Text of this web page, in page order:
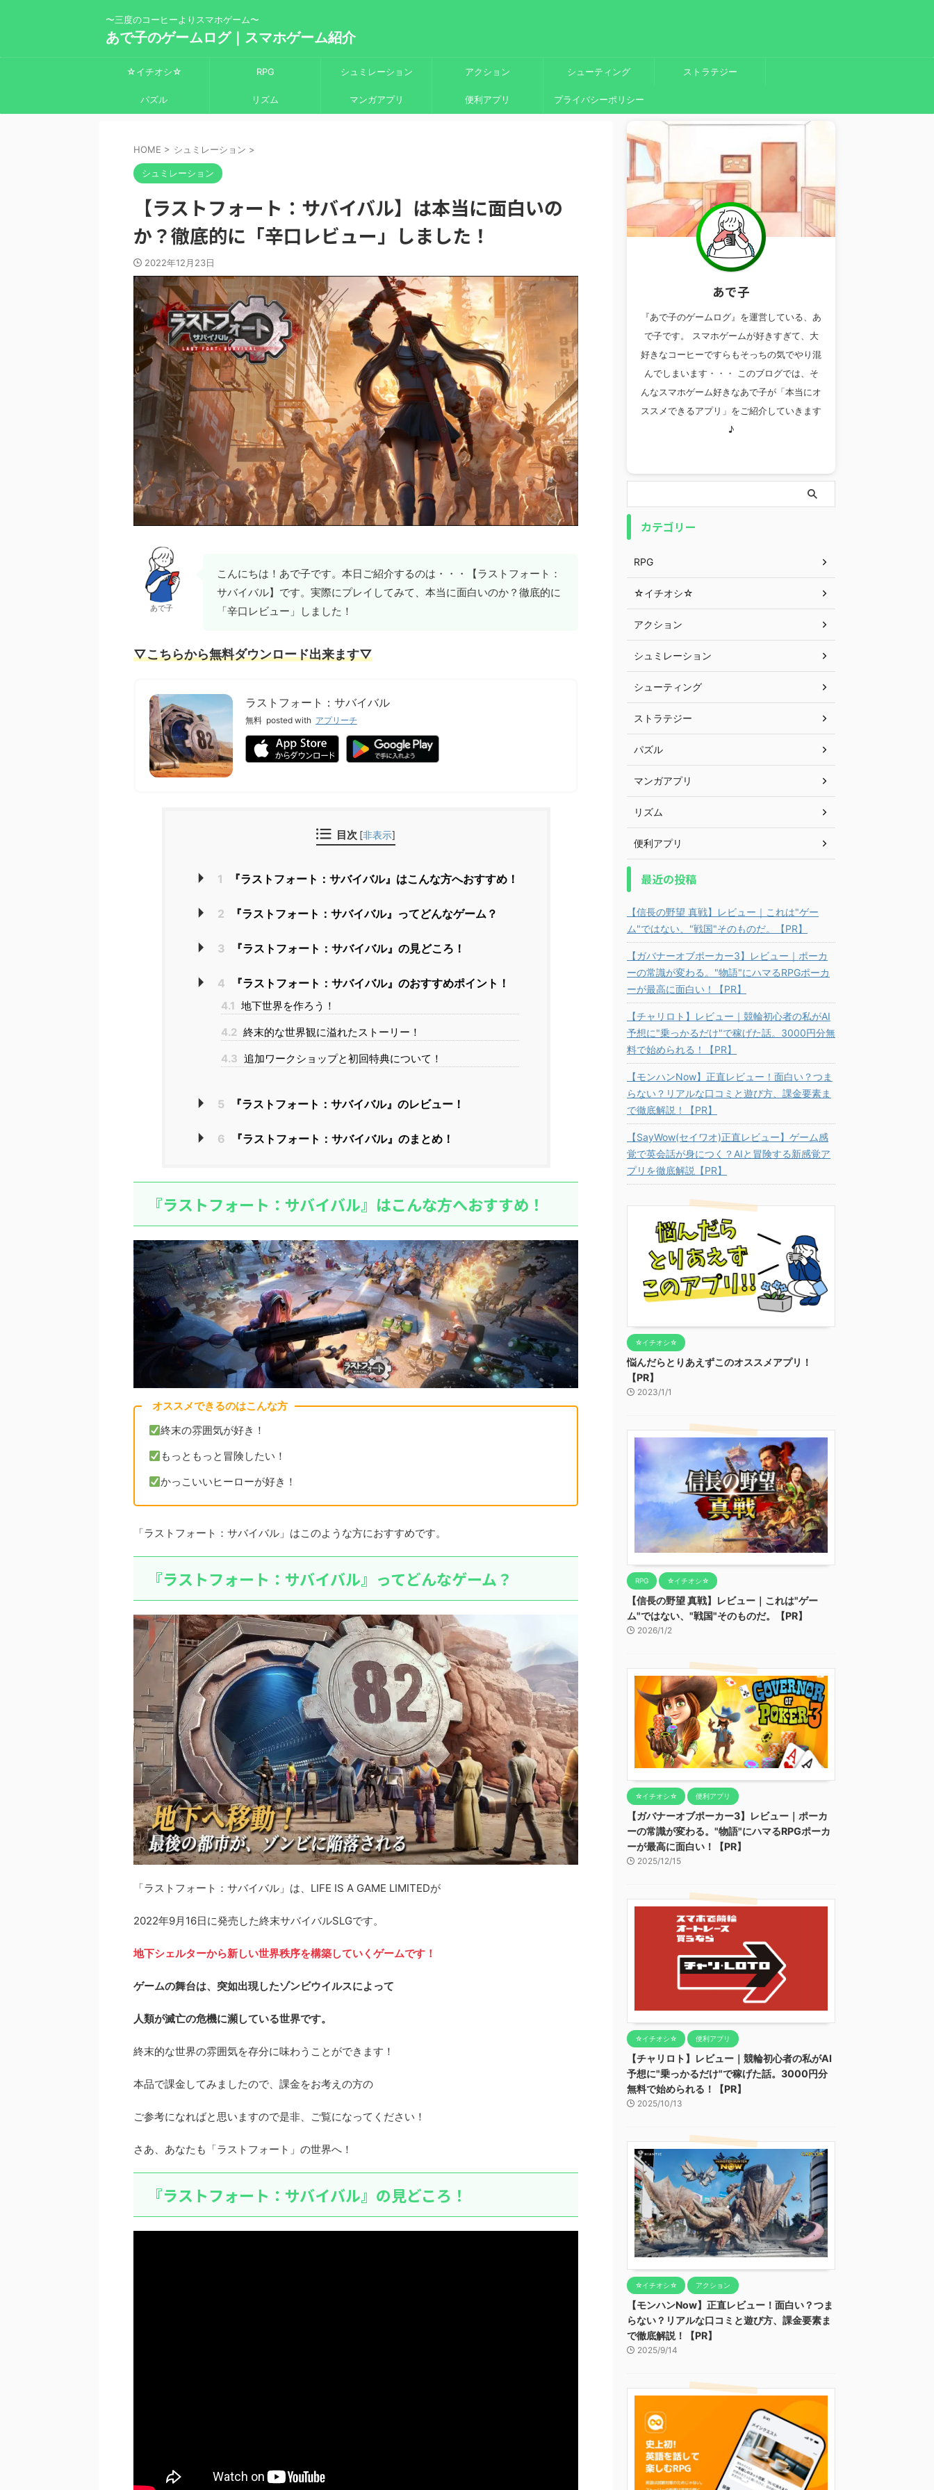
〜三度のコーヒーよりスマホゲーム〜
あで子のゲームログ｜スマホゲーム紹介
☆イチオシ☆ RPG シュミレーション アクション シューティング ストラテジー
パズル リズム マンガアプリ 便利アプリ プライバシーポリシー
HOME > シュミレーション >
シュミレーション
【ラストフォート：サバイバル】は本当に面白いの
か？徹底的に「辛口レビュー」しました！
2022年12月23日
あで子
こんにちは！あで子です。本日ご紹介するのは・・・【ラストフォート：
サバイバル】です。実際にプレイしてみて、本当に面白いのか？徹底的に
「辛口レビュー」しました！
▽こちらから無料ダウンロード出来ます▽
ラストフォート：サバイバル
無料 posted with アプリーチ
目次 [非表示]
1 『ラストフォート：サバイバル』はこんな方へおすすめ！
2 『ラストフォート：サバイバル』ってどんなゲーム？
3 『ラストフォート：サバイバル』の見どころ！
4 『ラストフォート：サバイバル』のおすすめポイント！
4.1 地下世界を作ろう！
4.2 終末的な世界観に溢れたストーリー！
4.3 追加ワークショップと初回特典について！
5 『ラストフォート：サバイバル』のレビュー！
6 『ラストフォート：サバイバル』のまとめ！
『ラストフォート：サバイバル』はこんな方へおすすめ！
オススメできるのはこんな方
終末の雰囲気が好き！
もっともっと冒険したい！
かっこいいヒーローが好き！
「ラストフォート：サバイバル」はこのような方におすすめです。
『ラストフォート：サバイバル』ってどんなゲーム？
「ラストフォート：サバイバル」は、LIFE IS A GAME LIMITEDが
2022年9月16日に発売した終末サバイバルSLGです。
地下シェルターから新しい世界秩序を構築していくゲームです！
ゲームの舞台は、突如出現したゾンビウイルスによって
人類が滅亡の危機に瀕している世界です。
終末的な世界の雰囲気を存分に味わうことができます！
本品で課金してみましたので、課金をお考えの方の
ご参考になればと思いますので是非、ご覧になってください！
さあ、あなたも「ラストフォート」の世界へ！
『ラストフォート：サバイバル』の見どころ！
あで子
『あで子のゲームログ』を運営している、あ
で子です。 スマホゲームが好きすぎて、大
好きなコーヒーですらもそっちの気でやり混
んでしまいます・・・ このブログでは、そ
んなスマホゲーム好きなあで子が「本当にオ
ススメできるアプリ」をご紹介していきます
♪
カテゴリー
RPG
☆イチオシ☆
アクション
シュミレーション
シューティング
ストラテジー
パズル
マンガアプリ
リズム
便利アプリ
最近の投稿
【信長の野望 真戦】レビュー｜これは"ゲー
ム"ではない、"戦国"そのものだ。【PR】
【ガバナーオブポーカー3】レビュー｜ポーカ
ーの常識が変わる。"物語"にハマるRPGポーカ
ーが最高に面白い！【PR】
【チャリロト】レビュー｜競輪初心者の私がAI
予想に"乗っかるだけ"で稼げた話。3000円分無
料で始められる！【PR】
【モンハンNow】正直レビュー！面白い？つま
らない？リアルな口コミと遊び方、課金要素ま
で徹底解説！【PR】
【SayWow(セイワオ)正直レビュー】ゲーム感
覚で英会話が身につく？AIと冒険する新感覚ア
プリを徹底解説【PR】
☆イチオシ☆
悩んだらとりあえずこのオススメアプリ！
【PR】
2023/1/1
RPG ☆イチオシ☆
【信長の野望 真戦】レビュー｜これは"ゲー
ム"ではない、"戦国"そのものだ。【PR】
2026/1/2
☆イチオシ☆ 便利アプリ
【ガバナーオブポーカー3】レビュー｜ポーカ
ーの常識が変わる。"物語"にハマるRPGポーカ
ーが最高に面白い！【PR】
2025/12/15
☆イチオシ☆ 便利アプリ
【チャリロト】レビュー｜競輪初心者の私がAI
予想に"乗っかるだけ"で稼げた話。3000円分
無料で始められる！【PR】
2025/10/13
☆イチオシ☆ アクション
【モンハンNow】正直レビュー！面白い？つま
らない？リアルな口コミと遊び方、課金要素ま
で徹底解説！【PR】
2025/9/14